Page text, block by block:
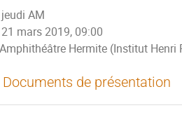
jeudi AM
21 mars 2019, 09:00
Amphithéâtre Hermite (Institut Henri
Documents de présentation